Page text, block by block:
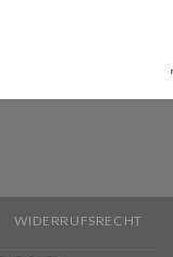
WIDERRUFSRECHT